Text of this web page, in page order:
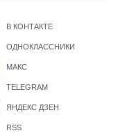
В КОНТАКТЕ
ОДНОКЛАССНИКИ
МАКС
TELEGRAM
ЯНДЕКС ДЗЕН
RSS